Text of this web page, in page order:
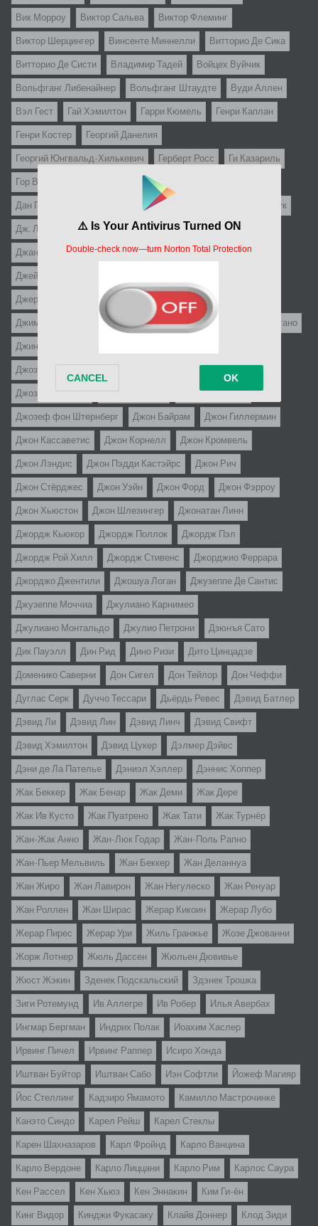
Вик Морроу Виктор Сальва Виктор Флеминг
Виктор Шерцингер Винсенте Миннелли Витторио Де Сика
Витторио Де Систи Владимир Тадей Войцех Вуйчик
Вольфганг Либенайнер Вольфганг Штаудте Вуди Аллен
Вэл Гест Гай Хэмилтон Гарри Кюмель Генри Каплан
Генри Костер Георгий Данелия
Георгий Юнгвальд-Хилькевич Герберт Росс Ги Казариль
Гор Вербински Гуидо Бриньоне
Дан Пица Дени де Ла Пательер Детлеф Бук
Дж. Ли Томпсон Дж.С. Кардоне Джанни Франчолини
Джанфранко Мингоцци Джастин Леонард Стаубер
Джеймс Гэйл
Джером Роббинс Джерри Пэрис Джим Абрахамс
Джим Дрэйк Джим Уайнорски Джин Келли Джин Куинтано
Джин Сэкс
Джозеф Зито Джозеф Лоузи
Джозеф МакГрат Джозеф Пивни Джозеф Энтони
Джозеф фон Штернберг Джон Байрам Джон Гиллермин
Джон Кассаветис Джон Корнелл Джон Кромвель
Джон Лэндис Джон Пэдди Кастэйрс Джон Рич
Джон Стёрджес Джон Уэйн Джон Форд Джон Фэрроу
Джон Хьюстон Джон Шлезингер Джонатан Линн
Джордж Кьюкор Джордж Поллок Джордж Пэл
Джордж Рой Хилл Джордж Стивенс Джорджио Феррара
Джорджо Джентили Джошуа Логан Джузеппе Де Сантис
Джузеппе Моччиа Джулиано Карнимео
Джулиано Монтальдо Джулио Петрони Дзюнъя Сато
Дик Пауэлл Дин Рид Дино Ризи Дито Цинцадзе
Доменико Саверни Дон Сигел Дон Тейлор Дон Чеффи
Дуглас Серк Дуччо Тессари Дьёрдь Ревес Дэвид Батлер
Дэвид Ли Дэвид Лин Дэвид Линч Дэвид Свифт
Дэвид Хэмилтон Дэвид Цукер Дэлмер Дэйвс
Дэни де Ла Пателье Дэниэл Хэллер Дэннис Хоппер
Жак Беккер Жак Бенар Жак Деми Жак Дере
Жак Ив Кусто Жак Пуатрено Жак Тати Жак Турнёр
Жан-Жак Анно Жан-Люк Годар Жан-Поль Рапно
Жан-Пьер Мельвиль Жан Беккер Жан Деланнуа
Жан Жиро Жан Лавирон Жан Негулеско Жан Ренуар
Жан Роллен Жан Ширас Жерар Кикоин Жерар Лубо
Жерар Пирес Жерар Ури Жиль Гранжье Жозе Джованни
Жорж Лотнер Жюль Дассен Жюльен Дювивье
Жюст Жэкин Зденек Подскальский Здэнек Трошка
Зиги Ротемунд Ив Аллегре Ив Робер Илья Авербах
Ингмар Бергман Индрих Полак Иоахим Хаслер
Ирвинг Пичел Ирвинг Раппер Исиро Хонда
Иштван Буйтор Иштван Сабо Иэн Софтли Йожеф Магияр
Йос Стеллинг Кадзиро Ямамото Камилло Мастрочинке
Канэто Синдо Карел Рейш Карел Стеклы
Карен Шахназаров Карл Фройнд Карло Ванцина
Карло Вердоне Карло Лиццани Карло Рим Карлос Саура
Кен Рассел Кен Хьюз Кен Эннакин Ким Ги-ён
Кинг Видор Кинджи Фукасаку Клайв Доннер Клод Зиди